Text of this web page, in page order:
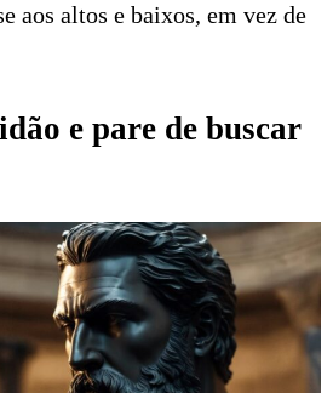
aos altos e baixos, em vez de
e pare de buscar